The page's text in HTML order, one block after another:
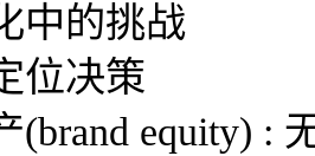
中的挑战
位决策
(brand equity) :